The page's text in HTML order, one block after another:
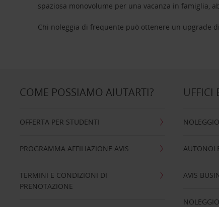
spaziosa monovolume per una vacanza in famiglia,
Chi noleggia di frequente può ottenere un upgrade
COME POSSIAMO AIUTARTI?
OFFERTA PER STUDENTI
PROGRAMMA AFFILIAZIONE AVIS
TERMINI E CONDIZIONI DI
PRENOTAZIONE
UFFICI
AVIS